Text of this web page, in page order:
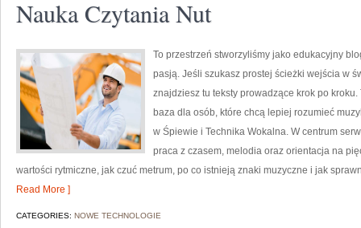
Nauka Czytania Nut
To przestrzeń stworzyliśmy jako edukacyjny
pasją. Jeśli szukasz prostej ścieżki wejścia w
znajdziesz tu teksty prowadzące krok po
baza dla osób, które chcą lepiej rozumieć
w Śpiewie i Technika Wokalna. W centrum
praca z czasem, melodia oraz orientacja na
wartości rytmiczne, jak czuć metrum, po co istnieją znaki muzyczne i jak
Read More ]
CATEGORIES: NOWE TECHNOLOGIE